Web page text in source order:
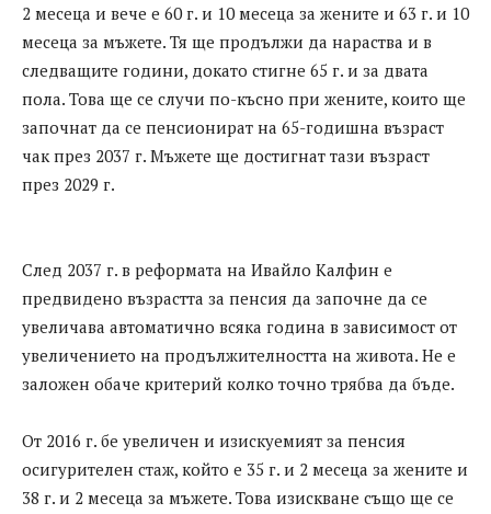
2 месеца и вече е 60 г. и 10 месеца за жените и 63 г. и 10
месеца за мъжете. Тя ще продължи да нараства и в
следващите години, докато стигне 65 г. и за двата
пола. Това ще се случи по-късно при жените, които ще
започнат да се пенсионират на 65-годишна възраст
чак през 2037 г. Мъжете ще достигнат тази възраст
през 2029 г.
След 2037 г. в реформата на Ивайло Калфин е
предвидено възрастта за пенсия да започне да се
увеличава автоматично всяка година в зависимост от
увеличението на продължителността на живота. Не е
заложен обаче критерий колко точно трябва да бъде.
От 2016 г. бе увеличен и изискуемият за пенсия
осигурителен стаж, който е 35 г. и 2 месеца за жените и
38 г. и 2 месеца за мъжете. Това изискване също ще се